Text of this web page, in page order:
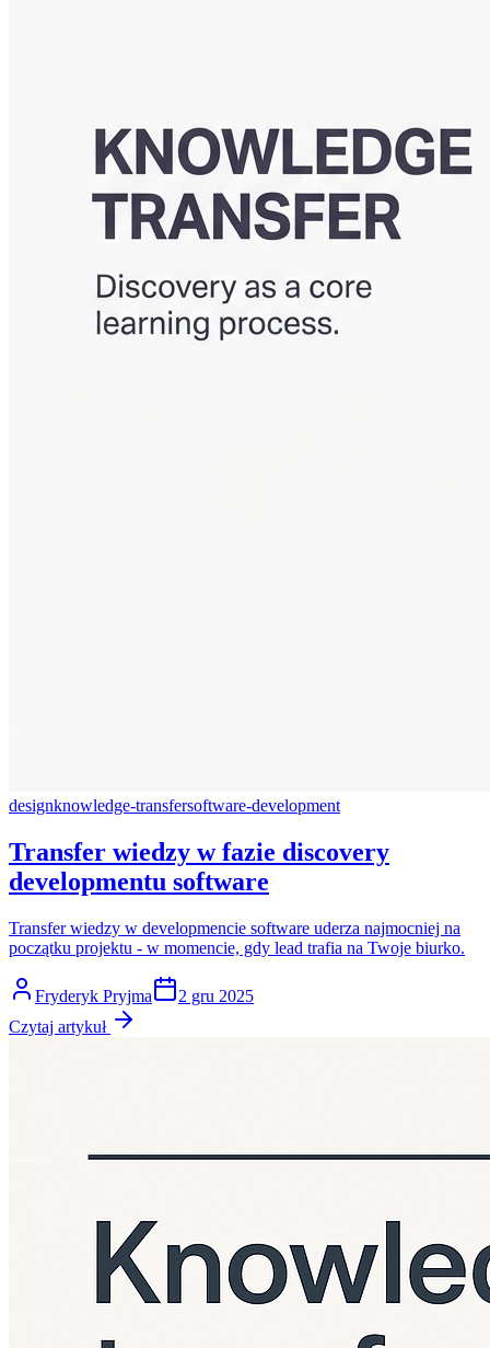
designknowledge-transfersoftware-development
Transfer wiedzy w fazie discovery
developmentu software
Transfer wiedzy w developmencie software uderza najmocniej na
początku projektu - w momencie, gdy lead trafia na Twoje biurko.
Fryderyk Pryjma
2 gru 2025
Czytaj artykuł